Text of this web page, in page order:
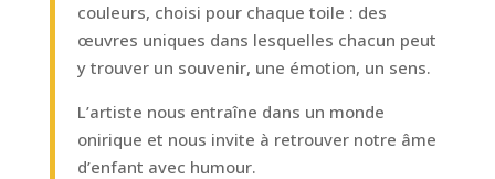
couleurs, choisi pour chaque toile : des
œuvres uniques dans lesquelles chacun peut
y trouver un souvenir, une émotion, un sens.
L’artiste nous entraîne dans un monde
onirique et nous invite à retrouver notre âme
d’enfant avec humour.